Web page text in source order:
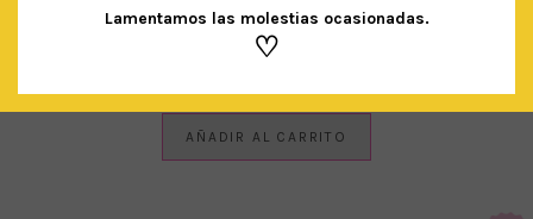
BLONDAS ‘FRILLS & FROSTING’
AÑADIR AL CARRITO
Lamentamos las molestias ocasionadas.
♡